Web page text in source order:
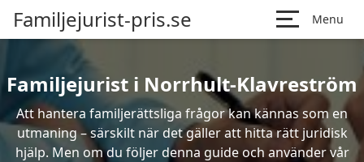
Familjejurist-pris.se Menu
Familjejurist i Norrhult-Klavreström
Att hantera familjerättsliga frågor kan kännas som en
utmaning – särskilt när det gäller att hitta rätt juridisk
hjälp. Men om du följer denna guide och använder vår